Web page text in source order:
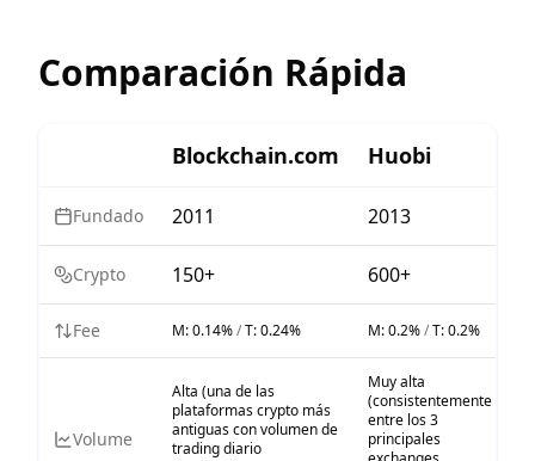
Comparación Rápida
Blockchain.com Huobi
Fundado 2011 2013
Crypto 150+ 600+
Fee M:0.14%/T:0.24% M:0.2%/T:0.2%
Volume
Alta (una de las
plataformas crypto más
antiguas con volumen de
trading diario
Muy alta
(consistentemente
entre los 3
principales